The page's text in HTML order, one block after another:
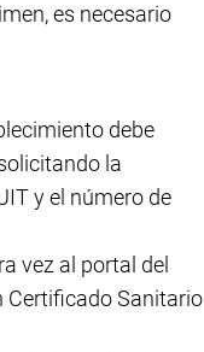
es necesario
debe
la
y el número de
vez al portal del
Certificado Sanitario